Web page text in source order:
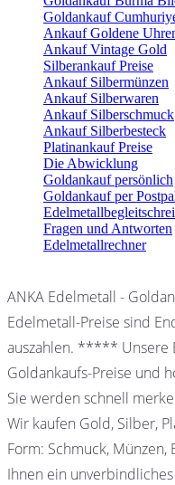
Goldankauf
Ankauf Goldene
Ankauf Vintage Gold
Silberankauf Preise
Ankauf Silbermünzen
Ankauf Silberwaren
Ankauf Silberschmuck
Ankauf Silberbesteck
Platinankauf Preise
Die Abwicklung
Goldankauf persönlich
Goldankauf per
Fragen und Antworten
Edelmetallrechner
ANKA Edelmetall -
Edelmetall-Preise sind
auszahlen. ***** Unsere
Goldankaufs-Preise und
Sie werden schnell
Wir kaufen Gold, Silber,
Form: Schmuck,
Ihnen ein